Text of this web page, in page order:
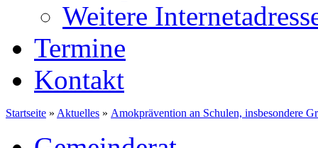
Weitere
Termine
Kontakt
Startseite » Aktuelles » Amokprävention an Schulen, insbesondere